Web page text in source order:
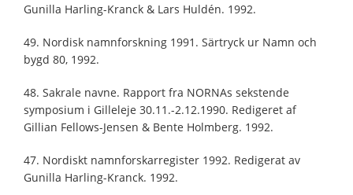
Gunilla Harling-Kranck & Lars Huldén. 1992.
49. Nordisk namnforskning 1991. Särtryck ur Namn och
bygd 80, 1992.
48. Sakrale navne. Rapport fra NORNAs sekstende
symposium i Gilleleje 30.11.-2.12.1990. Redigeret af
Gillian Fellows-Jensen & Bente Holmberg. 1992.
47. Nordiskt namnforskarregister 1992. Redigerat av
Gunilla Harling-Kranck. 1992.